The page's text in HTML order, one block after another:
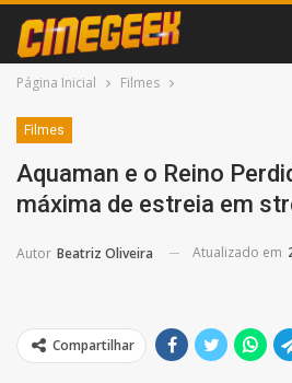
Página Inicial Filmes
Filmes
Aquaman e o Reino
máxima de estreia em
Autor Beatriz Oliveira Atualizado em
Compartilhar